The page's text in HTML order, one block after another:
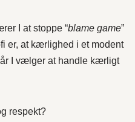
I at stoppe “blame game”
er, at kærlighed i et modent
I vælger at handle kærligt
respekt?